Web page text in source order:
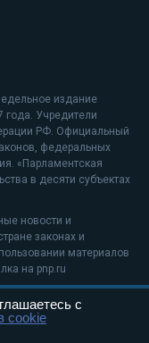
издание
года. Учредители
РФ. Официальный
федеральных
«Парламентская
в десяти субъектах
новости и
законах и
материалов
на pnp.ru
с
cookie